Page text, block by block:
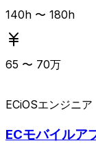
140h 〜 180h
65 〜 70万
ECiOSエンジニア
ECモバイルア